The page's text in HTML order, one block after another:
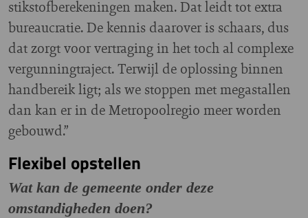
stikstofberekeningen maken. Dat leidt tot extra
bureaucratie. De kennis daarover is schaars, dus
dat zorgt voor vertraging in het toch al complexe
vergunningtraject. Terwijl de oplossing binnen
handbereik ligt; als we stoppen met megastallen
dan kan er in de Metropoolregio meer worden
gebouwd.”
Flexibel opstellen
Wat kan de gemeente onder deze
omstandigheden doen?